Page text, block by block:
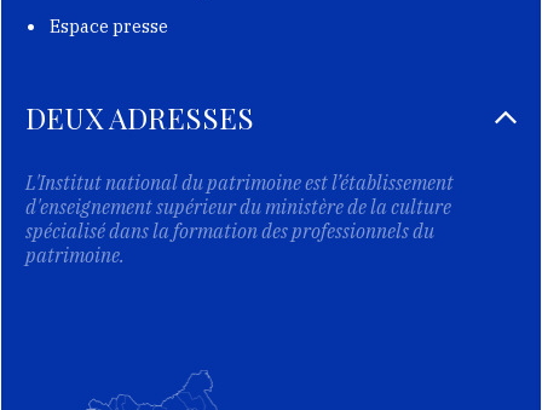
Espace presse
DEUX ADRESSES
L'Institut national du patrimoine est l’établissement
d'enseignement supérieur du ministère de la culture
spécialisé dans la formation des professionnels du
patrimoine.